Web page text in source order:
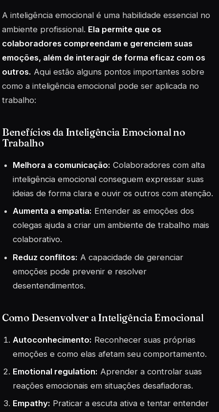
A inteligência emocional é uma habilidade essencial no
ambiente profissional. Ela permite que os
colaboradores compreendam e gerenciem suas
emoções, além de interagir de forma eficaz com os
outros. Aqui estão alguns pontos importantes sobre
como a inteligência emocional pode ser aplicada no
trabalho:
Benefícios da Inteligência Emocional no
Trabalho
Melhora a comunicação: Colaboradores com alta
inteligência emocional conseguem expressar suas
ideias de forma clara e ouvir os outros com atenção.
Aumenta a empatia: Entender as emoções dos
colegas ajuda a criar um ambiente de trabalho mais
colaborativo.
Reduz conflitos: A capacidade de gerenciar
emoções pode prevenir e resolver
desentendimentos.
Como Desenvolver a Inteligência Emocional
Autoconhecimento: Reconhecer suas próprias
emoções e como elas afetam seu comportamento.
Emotional regulation: Aprender a controlar suas
reações emocionais em situações desafiadoras.
Empathy: Praticar a escuta ativa e tentar entender